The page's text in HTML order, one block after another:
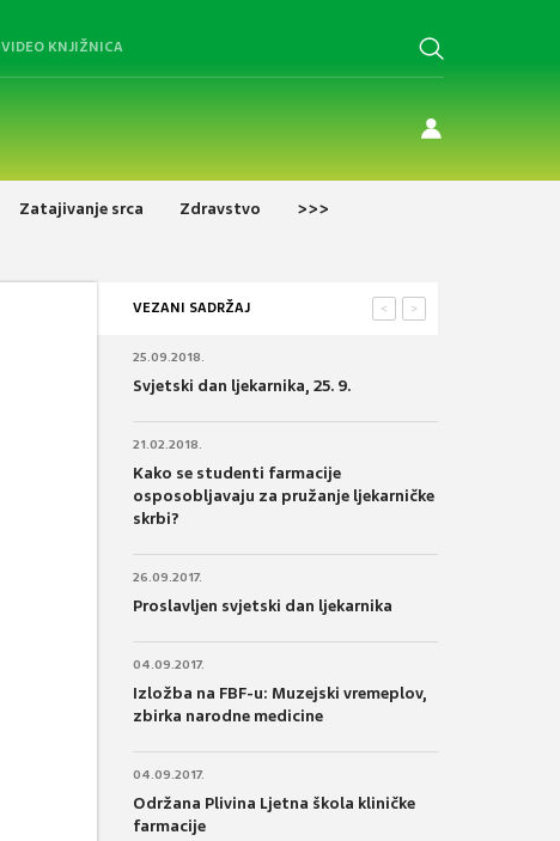
VIDEO KNJIŽNICA
Zatajivanje srca Zdravstvo >>>
VEZANI SADRŽAJ >
<
25.09.2018.
Svjetski dan ljekarnika, 25. 9.
21.02.2018.
Kako se studenti farmacije
osposobljavaju za pružanje ljekarničke
skrbi?
26.09.2017.
Proslavljen svjetski dan ljekarnika
04.09.2017.
Izložba na FBF-u: Muzejski vremeplov,
zbirka narodne medicine
04.09.2017.
Održana Plivina Ljetna škola kliničke
farmacije